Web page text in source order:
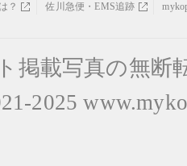
？ 佐川急便・EMS追跡
掲載写真の無断
2025